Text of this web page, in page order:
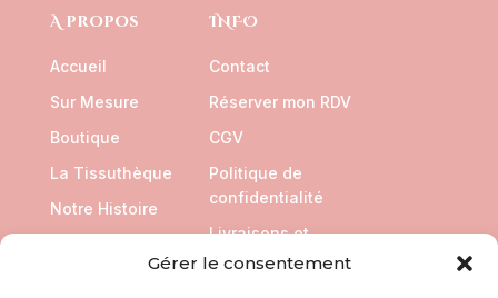
Gérer le consentement
A propos
Accueil
Sur Mesure
Boutique
La Tissuthèque
Notre Histoire
INFO
Contact
Réserver mon RDV
CGV
Politique de
confidentialité
Livraisons et
Retours